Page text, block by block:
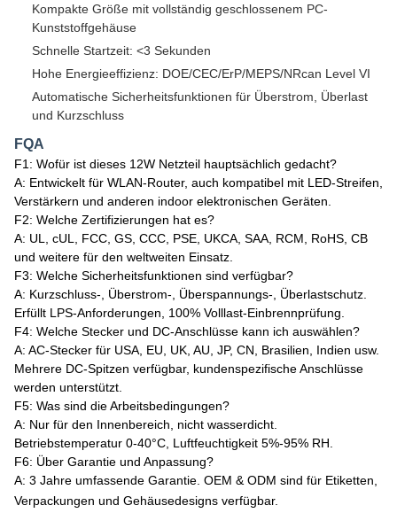
Kompakte Größe mit vollständig geschlossenem PC-
Kunststoffgehäuse
Schnelle Startzeit: <3 Sekunden
Hohe Energieeffizienz: DOE/CEC/ErP/MEPS/NRcan Level VI
Automatische Sicherheitsfunktionen für Überstrom, Überlast
und Kurzschluss
FQA
F1: Wofür ist dieses 12W Netzteil hauptsächlich gedacht?
A: Entwickelt für WLAN-Router, auch kompatibel mit LED-Streifen,
Verstärkern und anderen indoor elektronischen Geräten.
F2: Welche Zertifizierungen hat es?
A: UL, cUL, FCC, GS, CCC, PSE, UKCA, SAA, RCM, RoHS, CB
und weitere für den weltweiten Einsatz.
F3: Welche Sicherheitsfunktionen sind verfügbar?
A: Kurzschluss-, Überstrom-, Überspannungs-, Überlastschutz.
Erfüllt LPS-Anforderungen, 100% Volllast-Einbrennprüfung.
F4: Welche Stecker und DC-Anschlüsse kann ich auswählen?
A: AC-Stecker für USA, EU, UK, AU, JP, CN, Brasilien, Indien usw.
Mehrere DC-Spitzen verfügbar, kundenspezifische Anschlüsse
werden unterstützt.
F5: Was sind die Arbeitsbedingungen?
A: Nur für den Innenbereich, nicht wasserdicht.
Betriebstemperatur 0-40°C, Luftfeuchtigkeit 5%-95% RH.
F6: Über Garantie und Anpassung?
A: 3 Jahre umfassende Garantie. OEM & ODM sind für Etiketten,
Verpackungen und Gehäusedesigns verfügbar.